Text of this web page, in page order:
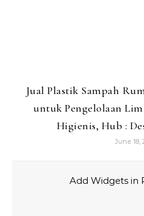
Jual Plastik Sampah
untuk Pengelolaan
Higienis, Hub :
June 18,
Add Widgets in